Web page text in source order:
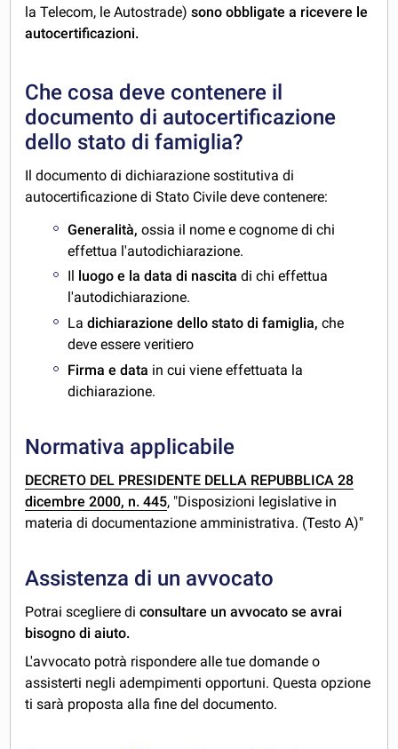
la Telecom, le Autostrade)sono obbligate a ricevere le
autocertificazioni.
Che cosa deve contenere il
documento di autocertificazione
dello stato di famiglia?
Il documento di dichiarazione sostitutiva di
autocertificazione di Stato Civile deve contenere:
Generalità, ossia il nome e cognome di chi
effettua l'autodichiarazione.
Il
luogo e la data di nascita di chi effettua
l'autodichiarazione.
Ladichiarazione dello stato di famiglia, che
deve essere veritiero
Firma e data in cui viene effettuata la
dichiarazione.
Normativa applicabile
DECRETO DEL PRESIDENTE DELLA REPUBBLICA 28
dicembre 2000, n. 445, "Disposizioni legislative in
materia di documentazione amministrativa. (Testo A)"
Assistenza di un avvocato
Potrai scegliere diconsultare un avvocato se avrai
bisogno di aiuto.
L'avvocato potrà rispondere alle tue domande o
assisterti negli adempimenti opportuni. Questa opzione
ti sarà proposta alla fine del documento.